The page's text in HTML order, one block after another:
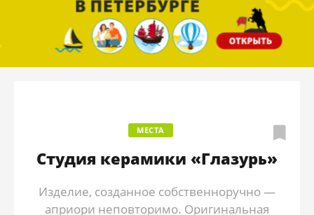
МЕСТА
Студия керамики «Глазурь»
Изделие, созданное собственноручно —
априори неповторимо. Оригинальная